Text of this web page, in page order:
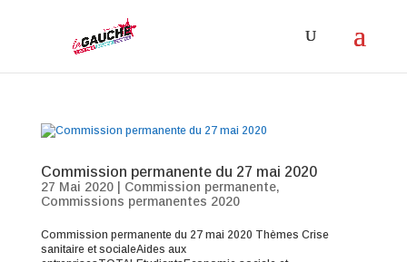
Commission permanente du 27 mai 2020
27 Mai 2020| Commission permanente,
Commissions permanentes 2020
Commission permanente du 27 mai 2020 Thèmes Crise
sanitaire et socialeAides aux